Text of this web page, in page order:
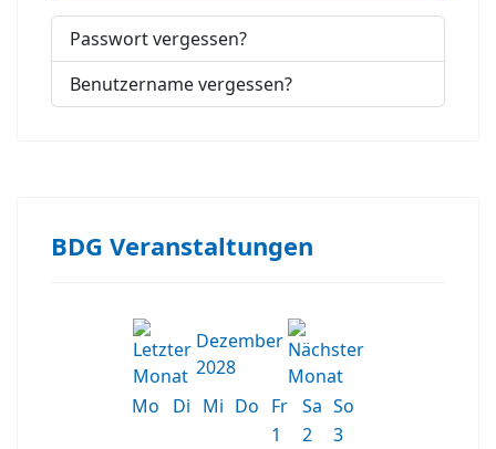
Passwort vergessen?
Benutzername vergessen?
BDG Veranstaltungen
Dezember
2028
Mo
Di Mi Do Fr Sa So
1
2
3